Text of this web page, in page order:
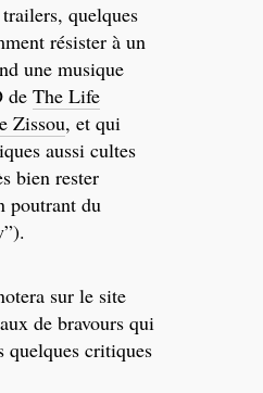
quelques
résister à un
une musique
de The Life
Zissou, et qui
aussi cultes
bien rester
poutrant du
sur le site
de bravours qui
quelques critiques